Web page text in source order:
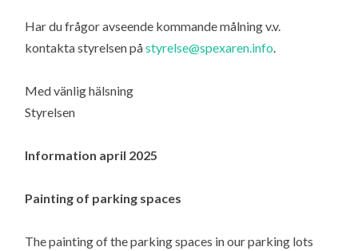
Har du frågor avseende kommande målning v.v.
kontakta styrelsen påstyrelse@spexaren.info.
Med vänlig hälsning
Styrelsen
Information april 2025
Painting of parking spaces
The painting of the parking spaces in our parking lots